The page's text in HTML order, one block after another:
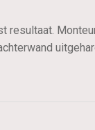
resultaat.